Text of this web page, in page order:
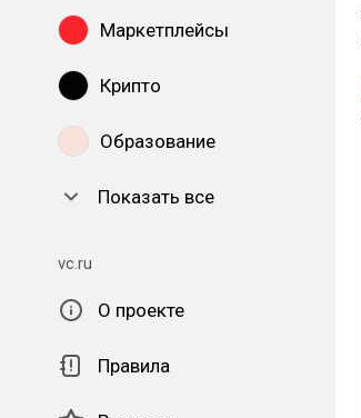
Маркетплейсы
Крипто
Образование
Показать все
vc.ru
О проекте
Правила